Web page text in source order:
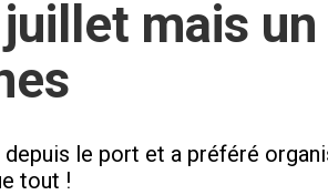
mais un
le port et a préféré
tout !